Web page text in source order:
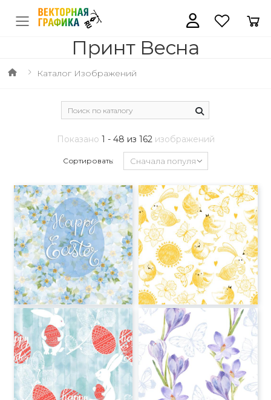
Принт Весна
Каталог Изображений
Показано 1 - 48 из 162изображений
Сортировать: